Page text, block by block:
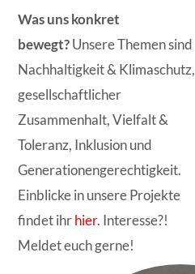
Was uns konkret
bewegt?Unsere Themen sind
Nachhaltigkeit & Klimaschutz,
gesellschaftlicher
Zusammenhalt, Vielfalt &
Toleranz, Inklusion und
Generationengerechtigkeit.
Einblicke in unsere Projekte
findet ihrhier. Interesse?!
Meldet euch gerne!